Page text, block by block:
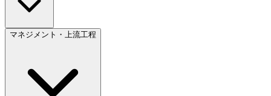
マネジメント・上流工程